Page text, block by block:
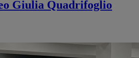
Giulia Quadrifoglio